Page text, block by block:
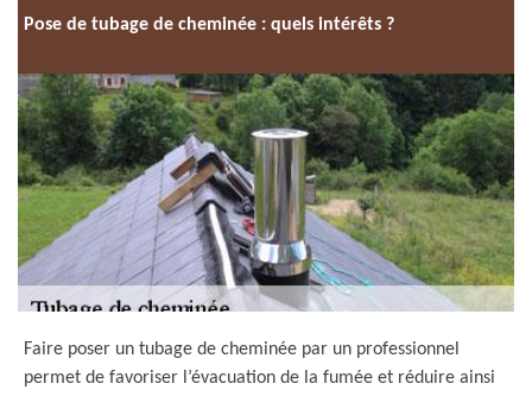
Pose de tubage de cheminée : quels intérêts ?
Faire poser un tubage de cheminée par un professionnel
permet de favoriser l’évacuation de la fumée et réduire ainsi